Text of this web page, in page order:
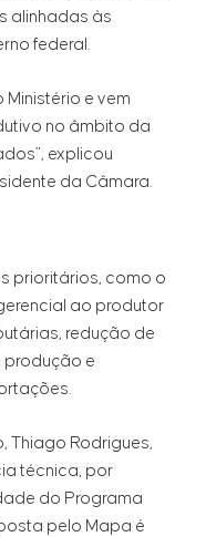
alinhadas às
federal.
Ministério e vem
no âmbito da
explicou
da Câmara.
prioritários, como o
ao produtor
redução de
produção e
Thiago Rodrigues,
técnica, por
do Programa
pelo Mapa é